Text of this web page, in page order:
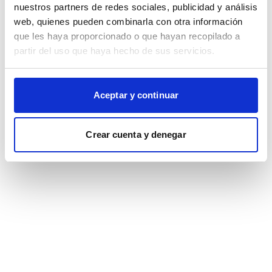
nuestros partners de redes sociales, publicidad y análisis
web, quienes pueden combinarla con otra información
que les haya proporcionado o que hayan recopilado a
partir del uso que haya hecho de sus servicios.
Aceptar y continuar
Crear cuenta y denegar
browser console for more information).